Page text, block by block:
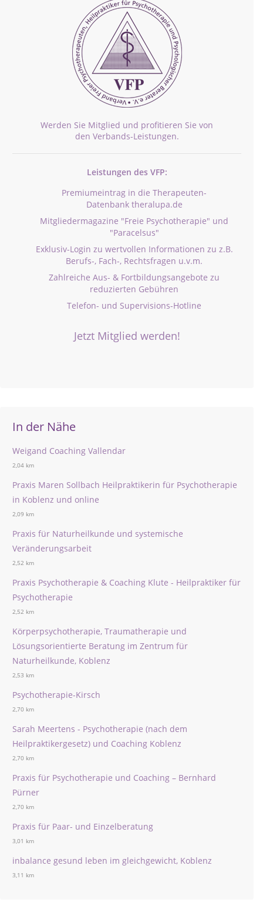
Werden Sie Mitglied und profitieren Sie von
den Verbands-Leistungen.
Leistungen des VFP:
Premiumeintrag in die Therapeuten-
Datenbank theralupa.de
Mitgliedermagazine "Freie Psychotherapie" und
"Paracelsus"
Exklusiv-Login zu wertvollen Informationen zu z.B.
Berufs-, Fach-, Rechtsfragen u.v.m.
Zahlreiche Aus- & Fortbildungsangebote zu
reduzierten Gebühren
Telefon- und Supervisions-Hotline
Jetzt Mitglied werden!
In der Nähe
Weigand Coaching Vallendar
2,04 km
Praxis Maren Sollbach Heilpraktikerin für Psychotherapie
in Koblenz und online
2,09 km
Praxis für Naturheilkunde und systemische
Veränderungsarbeit
2,52 km
Praxis Psychotherapie & Coaching Klute - Heilpraktiker für
Psychotherapie
2,52 km
Körperpsychotherapie, Traumatherapie und
Lösungsorientierte Beratung im Zentrum für
Naturheilkunde, Koblenz
2,53 km
Psychotherapie-Kirsch
2,70 km
Sarah Meertens - Psychotherapie (nach dem
Heilpraktikergesetz) und Coaching Koblenz
2,70 km
Praxis für Psychotherapie und Coaching – Bernhard
Pürner
2,70 km
Praxis für Paar- und Einzelberatung
3,01 km
inbalance gesund leben im gleichgewicht, Koblenz
3,11 km